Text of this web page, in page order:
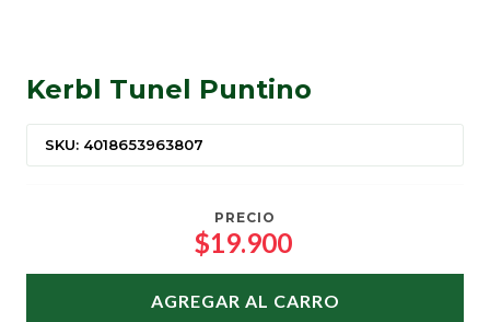
Kerbl Tunel Puntino
SKU: 4018653963807
PRECIO
$19.900
AGREGAR AL CARRO